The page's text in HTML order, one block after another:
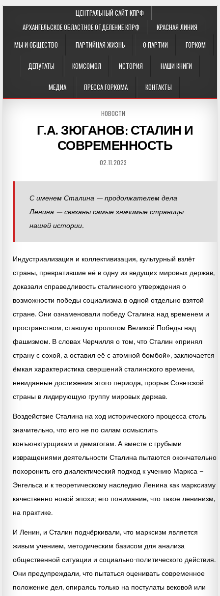
ЦЕНТРАЛЬНЫЙ САЙТ КПРФ
АРХАНГЕЛЬСКОЕ ОБЛАСТНОЕ ОТДЕЛЕНИЕ КПРФ
КРАСНАЯ ЛИНИЯ
МЫ И ОБЩЕСТВО
ПАРТИЙНАЯ ЖИЗНЬ О ПАРТИИ ГОРКОМ
ДЕПУТАТЫ КОМСОМОЛ ИСТОРИЯ НАШИ КНИГИ
МЕДИА ПРЕССА ГОРКОМА КОНТАКТЫ
POSTED
НОВОСТИ
Г.А. ЗЮГАНОВ: СТАЛИН И
СОВРЕМЕННОСТЬ
02.11.2023
С именем Сталина — продолжателем дела
Ленина — связаны самые значимые страницы
нашей истории.
Индустриализация и коллективизация, культурный взлёт
страны, превратившие её в одну из ведущих мировых держав,
доказали справедливость сталинского утверждения о
возможности победы социализма в одной отдельно взятой
стране. Они ознаменовали победу Сталина над временем и
пространством, ставшую прологом Великой Победы над
фашизмом. В словах Черчилля о том, что Сталин «принял
страну с сохой, а оставил её с атомной бомбой», заключается
ёмкая характеристика свершений сталинского времени,
невиданные достижения этого периода, прорыв Советской
страны в лидирующую группу мировых держав.
Воздействие Сталина на ход исторического процесса столь
значительно, что его не по силам осмыслить
конъюнктурщикам и демагогам. А вместе с грубыми
извращениями деятельности Сталина пытаются окончательно
похоронить его диалектический подход к учению Маркса –
Энгельса и к теоретическому наследию Ленина как марксизму
качественно новой эпохи; его понимание, что такое ленинизм,
на практике.
И Ленин, и Сталин подчёркивали, что марксизм является
живым учением, методическим базисом для анализа
общественной ситуации и социально-политического действия.
Они предупреждали, что пытаться оценивать современное
положение дел, опираясь только на постулаты вековой или